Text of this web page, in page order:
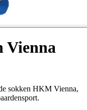
Vienna
sokken HKM Vienna,